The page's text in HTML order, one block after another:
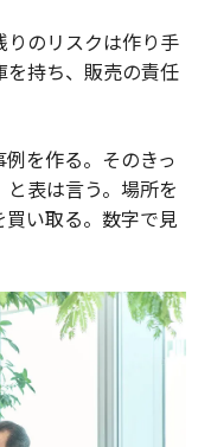
のリスクは作り手
持ち、販売の責任
例を作る。そのきっ
表は言う。場所を
い取る。数字で見